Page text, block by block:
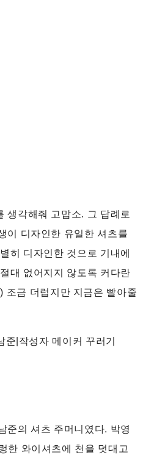
생각해줘 고맙소. 그 답례로
이 디자인한 유일한 셔츠를
히 디자인한 것으로 기내에
대 없어지지 않도록 커다란
조금 더럽지만 지금은 빨아줄
|작성자 메이커 꾸러기
준의 셔츠 주머니였다. 박영
한 와이셔츠에 천을 덧대고